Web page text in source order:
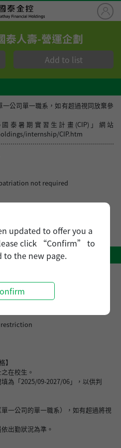
泰人壽-營運企劃
Add to list
公司單一職系，如有超過視同放棄參
泰暑期實習生計畫(CIP)」網站
internship/CIP.htm
not required
1 ~ 17 person(s)
restriction
】
在校生。
為「2025/09-2027/06」，以供判
一公司的單一職系），如有超過將視
出勤狀況為準。
updated to offer you a
click “Confirm” to
to the new page.